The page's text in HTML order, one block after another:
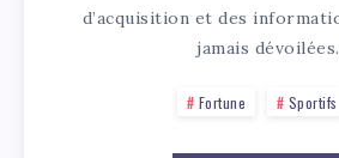
d’acquisition et des
jamais dévoilées.
Fortune Sportifs